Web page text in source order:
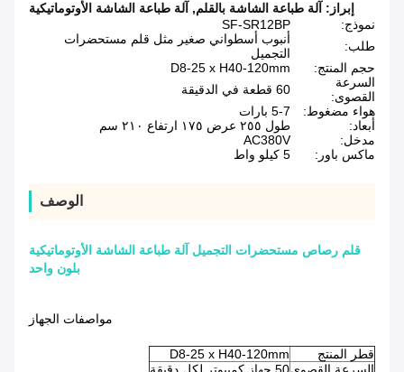
إبراز: آلة طباعة الشاشة بالقلم, آلة طباعة الشاشة الأوتوماتيكية
نموذج:
SF-SR12BP
طلب:
أنبوب أسطواني صغير مثل قلم مستحضرات
التجميل
حجم المنتج:
D8-25 x H40-120mm
السرعة
القصوى:
60 قطعة في الدقيقة
هواء مضغوط:
5-7 بارات
أبعاد:
طول ٢٥٥ عرض ١٧٥ ارتفاع ٢١٠ سم
مدخل:
AC380V
ماكس باور:
5 كيلو واط
الوصف
قلم رصاص مستحضرات التجميل آلة طباعة الشاشة الأوتوماتيكية
بلون واحد
مواصفات الجهاز
قطر المنتج
D8-25 x H40-120mm